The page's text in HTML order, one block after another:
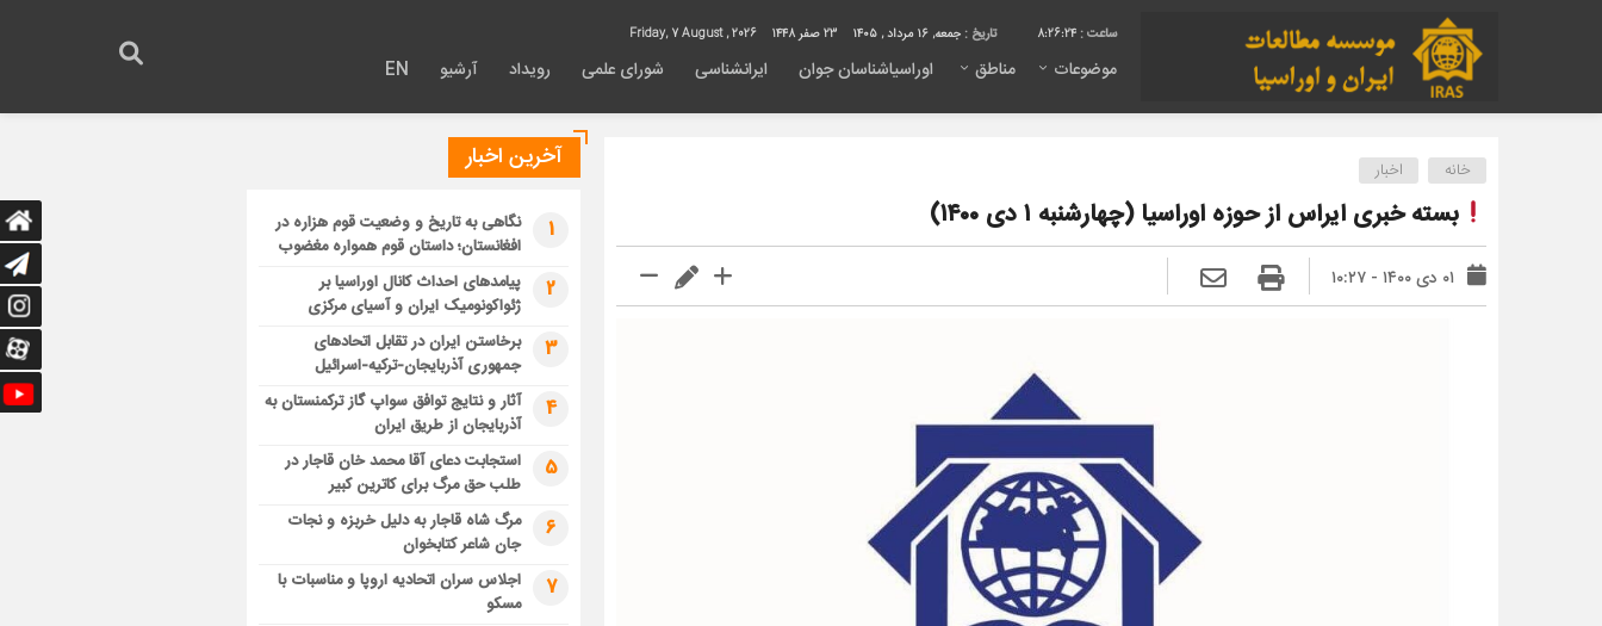
8:26:25 تاریخ : جمعه, ۱۶ مرداد , ۱۴۰۵ 23 صفر 1448
موضوعات مناطق اوراسیاشناسان جوان ایرانشناسی شورای علمی رویداد آرشیو EN
خانه اخبار
بسته خبری ایراس از حوزه اوراسیا (چهارشنبه ۱ دی ۱۴۰۰)
۰۱ دی ۱۴۰۰ - ۱۰:۲۷
آخرین اخبار
1
نگاهی به تاریخ و وضعیت قوم هزاره در
افغانستان؛ داستان قوم همواره مغضوب
2
پیامدهای احداث کانال اوراسیا بر
ژئواکونومیک ایران و آسیای مرکزی
3
برخاستن ایران در تقابل اتحادهای
جمهوری آذربایجان-ترکیه-اسرائیل
4
آثار و نتایج توافق سواپ گاز ترکمنستان به
آذربایجان از طریق ایران
5
استجابت دعای آقا محمد خان قاجار در
طلب حق مرگ برای کاترین کبیر
6
مرگ شاه قاجار به دلیل خربزه و نجات
جان شاعر کتابخوان
7
اجلاس سران اتحادیه اروپا و مناسبات با
مسکو